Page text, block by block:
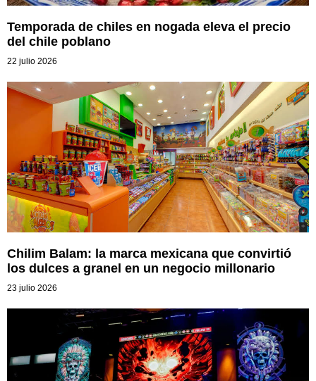
Temporada de chiles en nogada eleva el precio
del chile poblano
22 julio 2026
Chilim Balam: la marca mexicana que convirtió
los dulces a granel en un negocio millonario
23 julio 2026